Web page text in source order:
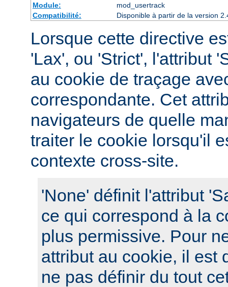
Module:
mod_usertrack
Compatibilité:
Disponible à partir de la version
Lorsque cette directive
'Lax', ou 'Strict', l'attribut
au cookie de traçage
correspondante. Cet
navigateurs de quelle
traiter le cookie lorsqu'il
contexte cross-site.
'None' définit l'attribut
ce qui correspond à la
plus permissive. Pour
attribut au cookie, il est
ne pas définir du tout